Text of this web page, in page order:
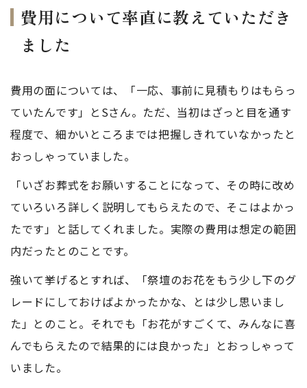
費用について率直に教えていただき
ました
費用の面については、「一応、事前に見積もりはもらっ
ていたんです」とSさん。ただ、当初はざっと目を通す
程度で、細かいところまでは把握しきれていなかったと
おっしゃっていました。
「いざお葬式をお願いすることになって、その時に改め
ていろいろ詳しく説明してもらえたので、そこはよかっ
たです」と話してくれました。実際の費用は想定の範囲
内だったとのことです。
強いて挙げるとすれば、「祭壇のお花をもう少し下のグ
レードにしておけばよかったかな、とは少し思いまし
た」とのこと。それでも「お花がすごくて、みんなに喜
んでもらえたので結果的には良かった」とおっしゃって
いました。